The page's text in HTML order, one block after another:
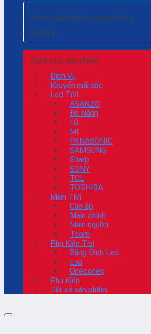
Chưa có sản phẩm trong giỏ hàng.
Giỏ hàng
Danh mục sản phẩm
Dịch Vụ
Khuyến mãi sốc
Led TiVi
ASANZO
Đa Năng
LG
MI
PANASONIC
SAMSUNG
Sharp
SONY
TCL
TOSHIBA
Main TiVi
Cao áp
Main chính
Main nguồn
Tcom
Phụ Kiện Tivi
Băng Dính Led
Loa
Oneconex
Phụ Kiện
Tất cả sản phẩm